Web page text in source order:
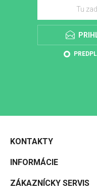
KONTAKTY
INFORMÁCIE
ZÁKAZNÍCKY SERVIS